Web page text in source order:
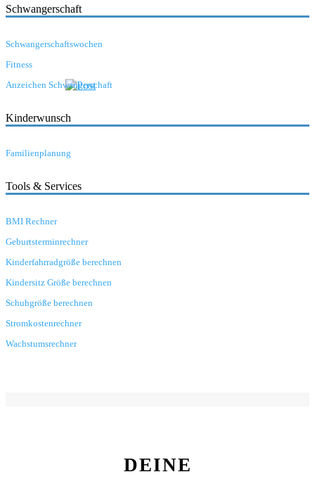
Schwangerschaft
Schwangerschaftswochen
Fitness
Anzeichen Schwangerschaft
Kinderwunsch
Familienplanung
Tools & Services
BMI Rechner
Geburtsterminrechner
Kinderfahrradgröße berechnen
Kindersitz Größe berechnen
Schuhgröße berechnen
Stromkostenrechner
Wachstumsrechner
DEINE